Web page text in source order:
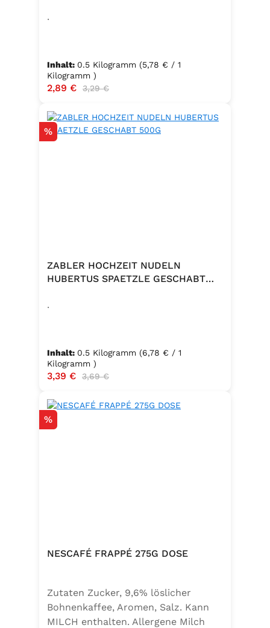
.
Inhalt: 0.5 Kilogramm (5,78 € / 1
Kilogramm )
Verkaufspreis:
2,89 € Regulärer Preis:
3,29 €
Rabatt
%
ZABLER HOCHZEIT NUDELN
HUBERTUS SPAETZLE GESCHABT
.
Inhalt: 0.5 Kilogramm (6,78 € / 1
Kilogramm )
Verkaufspreis:
3,39 € Regulärer Preis:
3,69 €
Rabatt
%
NESCAFÉ FRAPPÉ 275G DOSE
Zutaten Zucker, 9,6% löslicher
Bohnenkaffee, Aromen, Salz. Kann
MILCH enthalten. Allergene Milch